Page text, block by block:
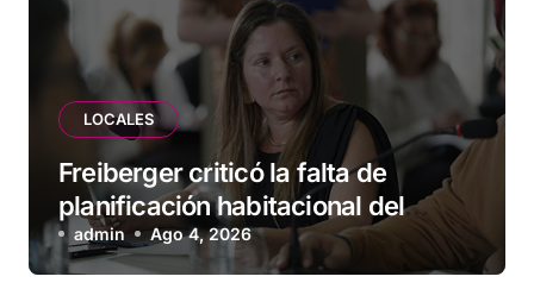
LOCALES
Freiberger criticó la falta de
planificación habitacional del
Municipio: “Vuoto deja afuera a
vecinos que llevan más de 20 años
admin Ago 4, 2026